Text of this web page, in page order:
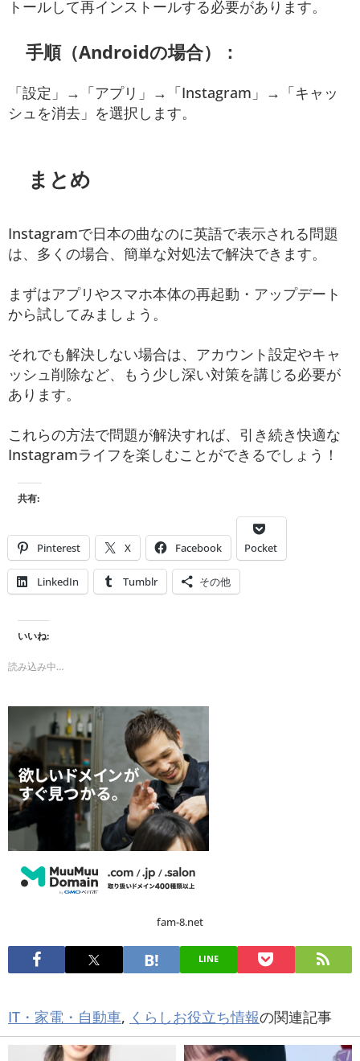
トールして再インストールする必要があります。
手順（Androidの場合）：
「設定」→「アプリ」→「Instagram」→「キャッ
シュを消去」を選択します。
まとめ
Instagramで日本の曲なのに英語で表示される問題
は、多くの場合、簡単な対処法で解決できます。
まずはアプリやスマホ本体の再起動・アップデート
から試してみましょう。
それでも解決しない場合は、アカウント設定やキャ
ッシュ削除など、もう少し深い対策を講じる必要が
あります。
これらの方法で問題が解決すれば、引き続き快適な
Instagramライフを楽しむことができるでしょう！
共有:
Pinterest X Facebook Pocket
LinkedIn Tumblr その他
いいね:
読み込み中…
fam-8.net
LINE
IT・家電・自動車, くらしお役立ち情報の関連記事